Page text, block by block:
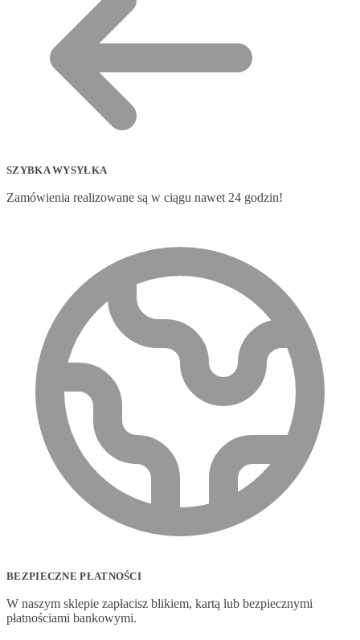
SZYBKA WYSYŁKA
Zamówienia realizowane są w ciągu nawet 24 godzin!
BEZPIECZNE PŁATNOŚCI
W naszym sklepie zapłacisz blikiem, kartą lub bezpiecznymi
płatnościami bankowymi.